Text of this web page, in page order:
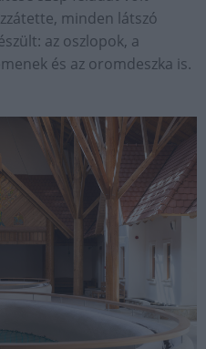
minden látszó
az oszlopok, a
és az oromdeszka is.